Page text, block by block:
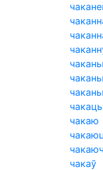
чакаць
чакаю
чакаў